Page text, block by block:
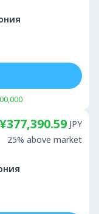
¥377,390.59 JPY
25% above market